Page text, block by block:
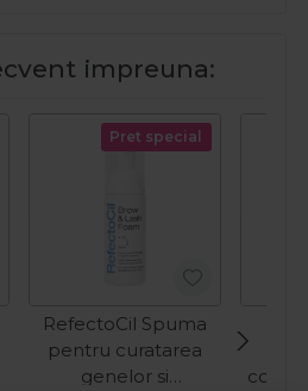
impreuna:
Pret special
RefectoCil Spuma
pentru curatarea
genelor si